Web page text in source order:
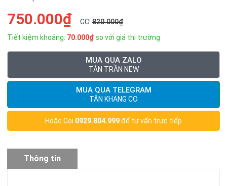
750.000₫ GC: 820.000₫
Tiết kiệm khoảng: 70.000₫so với giá thị trường
MUA QUA ZALO
TÂN TRẦN NEW
MUA QUA TELEGRAM
TÂN KHANG CO
Hoặc Gọi 0929.804.999để tư vấn trực tiếp
Thông tin